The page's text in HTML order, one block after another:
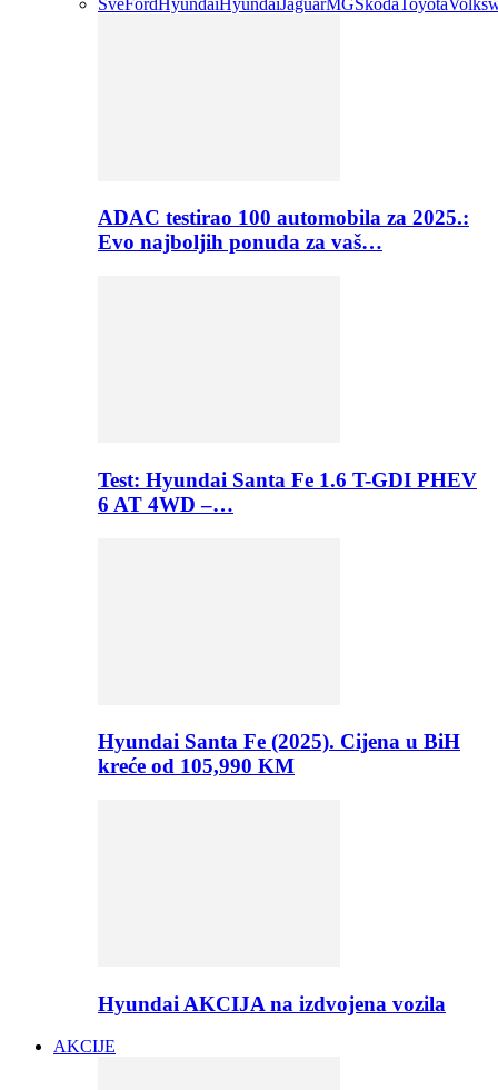
ADAC testirao 100 automobila za 2025.:
Evo najboljih ponuda za vaš…
Test: Hyundai Santa Fe 1.6 T-GDI PHEV
6 AT 4WD –…
Hyundai Santa Fe (2025). Cijena u BiH
kreće od 105,990 KM
Hyundai AKCIJA na izdvojena vozila
AKCIJE